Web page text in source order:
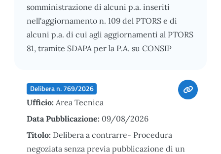
somministrazione di alcuni p.a. inseriti
nell'aggiornamento n. 109 del PTORS e di
alcuni p.a. di cui agli aggiornamenti al PTORS
81, tramite SDAPA per la P.A. su CONSIP
Delibera n. 769/2026
Ufficio: Area Tecnica
Data Pubblicazione: 09/08/2026
Titolo: Delibera a contrarre- Procedura
negoziata senza previa pubblicazione di un